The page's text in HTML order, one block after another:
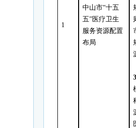
1
中山市“十五
五”医疗卫生
服务资源配置
布局